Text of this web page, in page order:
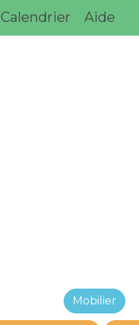
Calendrier Aide
Mobilier